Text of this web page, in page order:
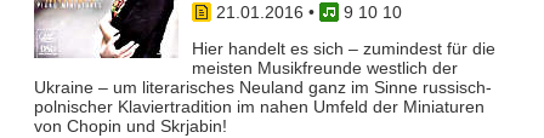
21.01.2016 •
9 10 10
Hier handelt es sich – zumindest für die
meisten Musikfreunde westlich der
Ukraine – um literarisches Neuland ganz im Sinne russisch-
polnischer Klaviertradition im nahen Umfeld der Miniaturen
von Chopin und Skrjabin!